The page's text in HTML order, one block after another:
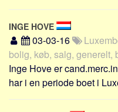
INGE HOVE
03-03-16
bolig, køb, salg,
Inge Hove er
har i en periode boet i